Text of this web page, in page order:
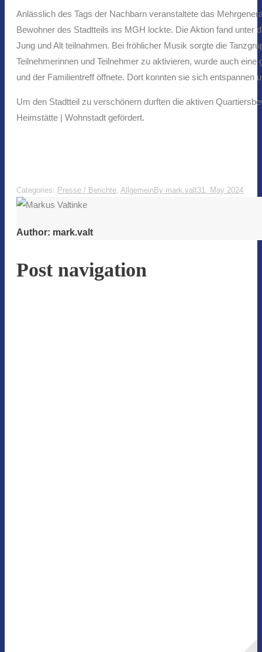
Anlässlich des Tags der Nachbarn veranstaltete das
Bewohner des Stadtteils ins MGH lockte. Die Aktion fand unter
Jung und Alt teilnahmen. Bei fröhlicher Musik sorgte die
Teilnehmerinnen und Teilnehmer zu aktivieren, wurde auch
und der Familientreff öffnete. Dort konnten sie sich
Um den Stadtteil zu verschönern durften die aktiven
Heimstätte | Wohnstadt gefördert.
Categories: Presse / Berichte, AllgemeinBy mark.valt31. May 2024
Author: mark.valt
Post navigation